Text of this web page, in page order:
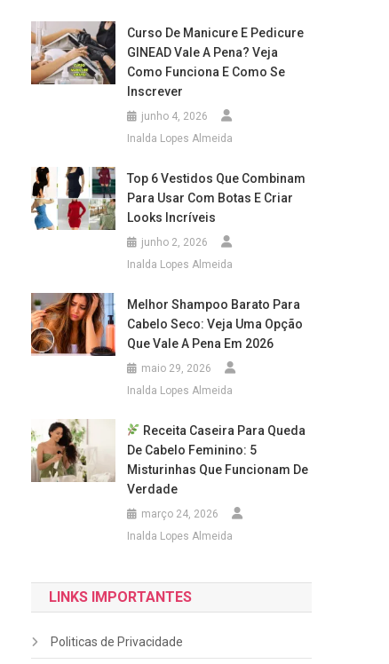
Curso De Manicure E Pedicure
GINEAD Vale A Pena? Veja
Como Funciona E Como Se
Inscrever
junho 4, 2026
Inalda Lopes Almeida
Top 6 Vestidos Que Combinam
Para Usar Com Botas E Criar
Looks Incríveis
junho 2, 2026
Inalda Lopes Almeida
Melhor Shampoo Barato Para
Cabelo Seco: Veja Uma Opção
Que Vale A Pena Em 2026
maio 29, 2026
Inalda Lopes Almeida
Receita Caseira Para Queda
De Cabelo Feminino: 5
Misturinhas Que Funcionam De
Verdade
março 24, 2026
Inalda Lopes Almeida
LINKS IMPORTANTES
Politicas de Privacidade